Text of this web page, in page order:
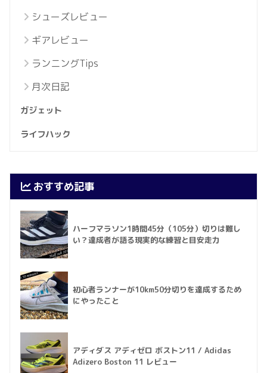
シューズレビュー
ギアレビュー
ランニングTips
月次日記
ガジェット
ライフハック
おすすめ記事
ハーフマラソン1時間45分（105分）切りは難し
い？達成者が語る現実的な練習と目安走力
初心者ランナーが10km50分切りを達成するため
にやったこと
アディダス アディゼロ ボストン11 / Adidas
Adizero Boston 11 レビュー